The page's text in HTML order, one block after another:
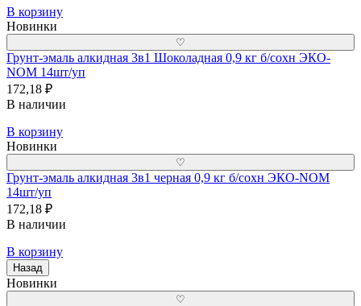
В корзину
Новинки
♡
Грунт-эмаль алкидная 3в1 Шоколадная 0,9 кг б/сохн ЭКО-
NOM 14шт/уп
172,18 ₽
В наличии
В корзину
Новинки
♡
Грунт-эмаль алкидная 3в1 черная 0,9 кг б/сохн ЭКО-NOM
14шт/уп
172,18 ₽
В наличии
В корзину
Назад
Новинки
♡